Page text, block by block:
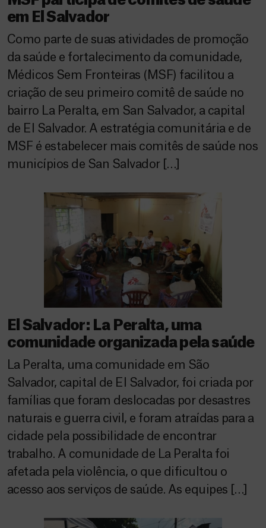
em El Salvador
Como parte de suas atividades de promoção
da saúde e fortalecimento da comunidade,
Médicos Sem Fronteiras (MSF) facilitou a
criação de seu primeiro comitê de saúde no
bairro La Peralta, em San Salvador, a capital
de El Salvador. A estratégia comunitária e de
MSF é estabelecer mais comitês de saúde nos
municípios de San Salvador […]
El Salvador: La Peralta, uma
comunidade organizada pela saúde
La Peralta, uma comunidade em São
Salvador, capital de El Salvador, foi criada por
famílias que foram deslocadas por desastres
naturais e guerra civil, e foram atraídas para a
cidade pela possibilidade de encontrar
trabalho. A comunidade de La Peralta foi
afetada pela violência, o que dificultou o
acesso aos serviços de saúde. As equipes […]